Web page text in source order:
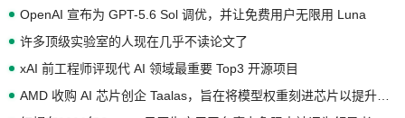
OpenAI 宣布为 GPT-5.6 Sol 调优，并让免费用户无限用 Luna
许多顶级实验室的人现在几乎不读论文了
xAI 前工程师评现代 AI 领域最重要 Top3 开源项目